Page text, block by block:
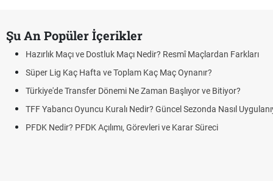
Şu An Popüler İçerikler
Hazırlık Maçı ve Dostluk Maçı Nedir? Resmî Maçlardan Farkları
Süper Lig Kaç Hafta ve Toplam Kaç Maç Oynanır?
Türkiye'de Transfer Dönemi Ne Zaman Başlıyor ve Bitiyor?
TFF Yabancı Oyuncu Kuralı Nedir? Güncel Sezonda Nasıl
PFDK Nedir? PFDK Açılımı, Görevleri ve Karar Süreci